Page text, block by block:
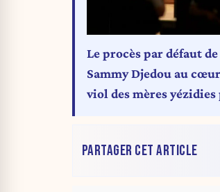
Le procès par défaut de
Sammy Djedou au
viol des mères yézidies
PARTAGER CET ARTICLE